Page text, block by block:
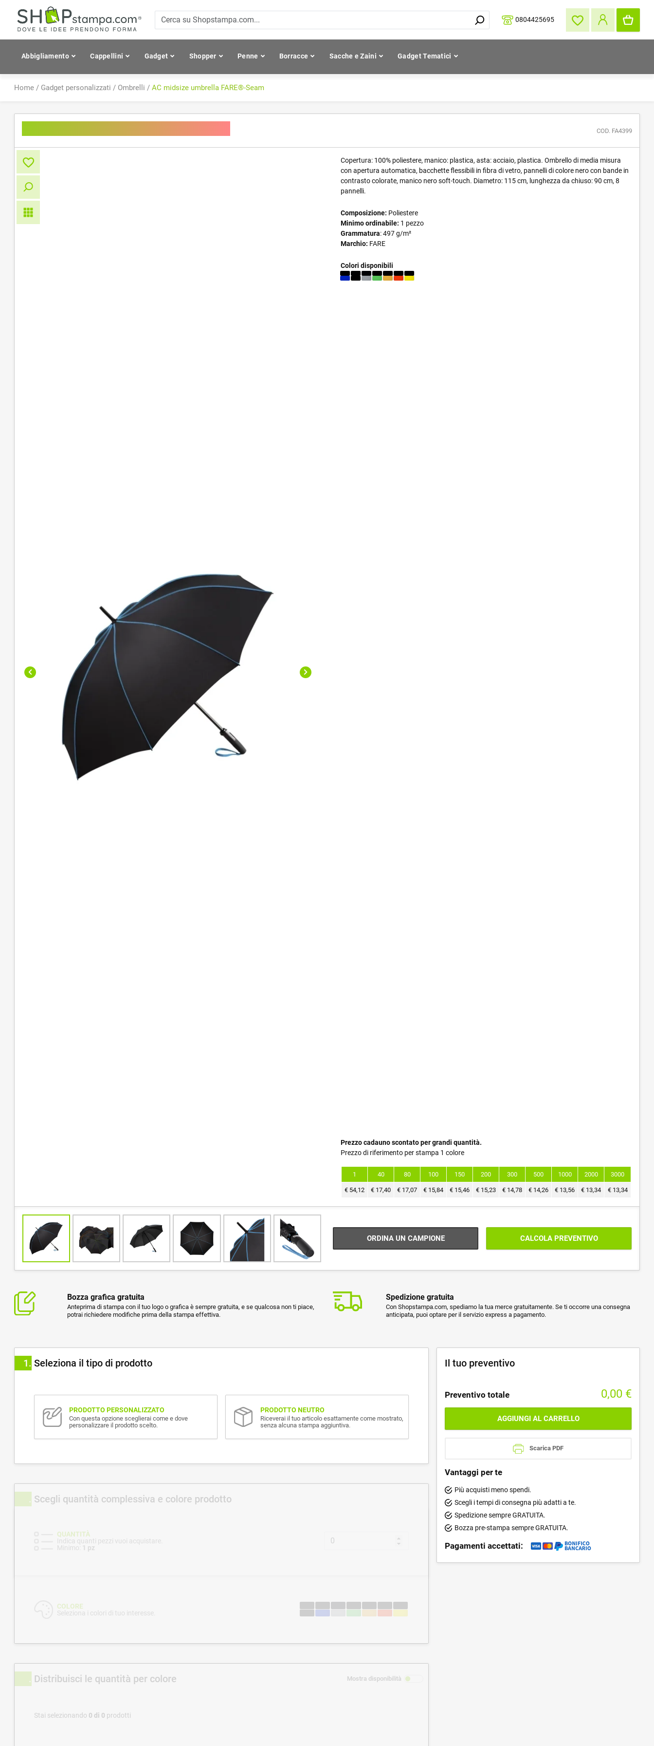
0804425695
Abbigliamento Cappellini Gadget Shopper Penne Borracce Sacche e Zaini Gadget Tematici
Home / Gadget personalizzati / Ombrelli / AC midsize umbrella FARE®-Seam
COD. FA4399
Copertura: 100% poliestere, manico: plastica, asta: acciaio, plastica. Ombrello di media misura
con apertura automatica, bacchette flessibili in fibra di vetro, pannelli di colore nero con bande in
contrasto colorate, manico nero soft-touch. Diametro: 115 cm, lunghezza da chiuso: 90 cm, 8
pannelli.
Composizione: Poliestere
Minimo ordinabile: 1 pezzo
Grammatura: 497 g/m²
Marchio: FARE
Colori disponibili
Prezzo cadauno scontato per grandi quantità.
Prezzo di riferimento per stampa 1 colore
1 40 80 100 150 200 300 500 1000 2000 3000
€ 54,12 € 17,40 € 17,07 € 15,84 € 15,46 € 15,23 € 14,78 € 14,26 € 13,56 € 13,34 € 13,34
ORDINA UN CAMPIONE CALCOLA PREVENTIVO
Bozza grafica gratuita
Anteprima di stampa con il tuo logo o grafica è sempre gratuita, e se qualcosa non ti piace,
potrai richiedere modifiche prima della stampa effettiva.
Spedizione gratuita
Con Shopstampa.com, spediamo la tua merce gratuitamente. Se ti occorre una consegna
anticipata, puoi optare per il servizio express a pagamento.
1 Seleziona il tipo di prodotto
PRODOTTO PERSONALIZZATO
Con questa opzione sceglierai come e dove
personalizzare il prodotto scelto.
PRODOTTO NEUTRO
Riceverai il tuo articolo esattamente come mostrato,
senza alcuna stampa aggiuntiva.
Scegli quantità complessiva e colore prodotto
QUANTITÀ
Indica quanti pezzi vuoi acquistare.
Minimo: 1 pz
COLORE
Seleziona i colori di tuo interesse.
Distribuisci le quantità per colore Mostra disponibilità
Stai selezionando 0 di 0 prodotti
Il tuo preventivo
Preventivo totale 0,00 €
AGGIUNGI AL CARRELLO
Scarica PDF
Vantaggi per te
Più acquisti meno spendi.
Scegli i tempi di consegna più adatti a te.
Spedizione sempre GRATUITA.
Bozza pre-stampa sempre GRATUITA.
Pagamenti accettati: